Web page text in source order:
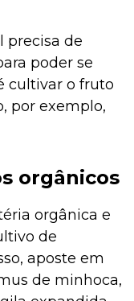
precisa de
poder se
cultivar o fruto
por exemplo,
orgânicos
orgânica e
de
aposte em
de minhoca,